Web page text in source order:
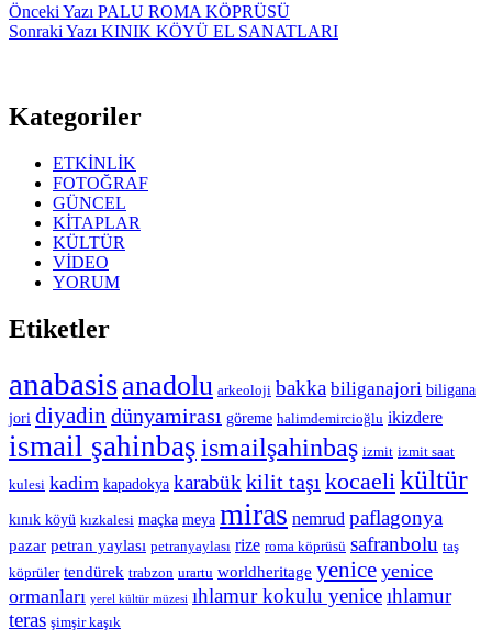
Önceki Yazı PALU ROMA KÖPRÜSÜ
Sonraki Yazı KINIK KÖYÜ EL SANATLARI
Kategoriler
ETKİNLİK
FOTOĞRAF
GÜNCEL
KİTAPLAR
KÜLTÜR
VİDEO
YORUM
Etiketler
anabasisanadolu arkeoloji bakka biliganajori biligana
jori diyadin dünyamirası göreme halimdemircioğlu ikizdere
ismail şahinbaşismailşahinbaş izmit izmit saat
kulesi kadim kapadokya karabük kilit taşı kocaeli kültür
kınık köyü kızkalesi maçka meya miras nemrud paflagonya
pazar petran yaylası petranyaylası rize roma köprüsü safranbolu taş
köprüler tendürek trabzon urartu worldheritage yenice yenice
ormanları yerel kültür müzesi ıhlamur kokulu yeniceıhlamur
teras şimşir kaşık